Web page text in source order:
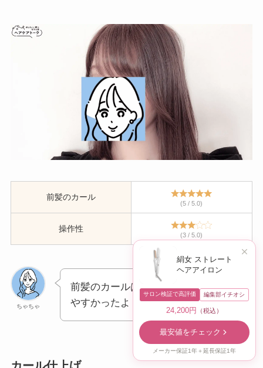
前髪のカール
(5 / 5.0)
操作性
(3 / 5.0)
ちゃちゃ
前髪のカールは小回りも効いてし
やすかったよ！
絹女 ストレート
ヘアアイロン
サロン検証で高評価 編集部イチオシ
24,200円 （税込）
最安値をチェック
メーカー保証1年＋延長保証1年